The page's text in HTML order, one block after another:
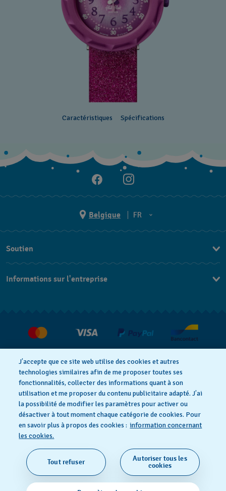
Caractéristiques Spécifications
Belgique
FR
NL
Soutien
Conditions De Vente
Droit de rétractation
Informations sur l'entreprise
Déclaration De Confidentialité
Cookies
SWISS MADE
© 2026 FLIK FLAK, UNE DIVISION DE SWATCH SA. TOUS
J’accepte que ce site web utilise des cookies et autres
technologies similaires afin de me proposer toutes ses
fonctionnalités, collecter des informations quant à son
utilisation et me proposer du contenu publicitaire adapté. J’ai
la possibilité de modifier les paramètres pour activer ou
désactiver à tout moment chaque catégorie de cookies. Pour
en savoir plus à propos des cookies : information concernant
les cookies.
Tout refuser
Autoriser tous les
cookies